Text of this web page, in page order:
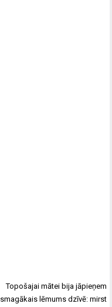
Topošajai mātei bija jāpieņem
smagākais lēmums dzīvē: mirst